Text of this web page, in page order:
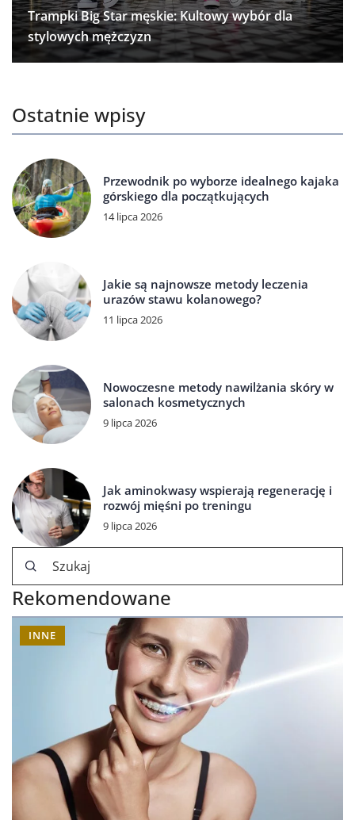
Trampki Big Star męskie: Kultowy wybór dla
stylowych mężczyzn
Ostatnie wpisy
Przewodnik po wyborze idealnego kajaka
górskiego dla początkujących
14 lipca 2026
Jakie są najnowsze metody leczenia
urazów stawu kolanowego?
11 lipca 2026
Nowoczesne metody nawilżania skóry w
salonach kosmetycznych
9 lipca 2026
Jak aminokwasy wspierają regenerację i
rozwój mięśni po treningu
9 lipca 2026
Rekomendowane
INNE